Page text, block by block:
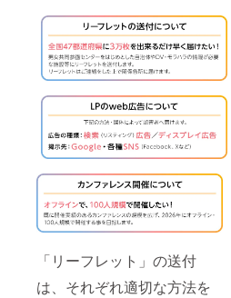
「リーフレット」の送付
は、それぞれ適切な方法を